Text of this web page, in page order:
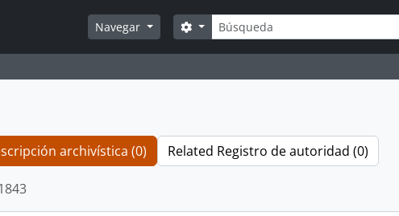
Navegar
Búsqueda
Search options
archivística (0) Related Registro de autoridad (0)